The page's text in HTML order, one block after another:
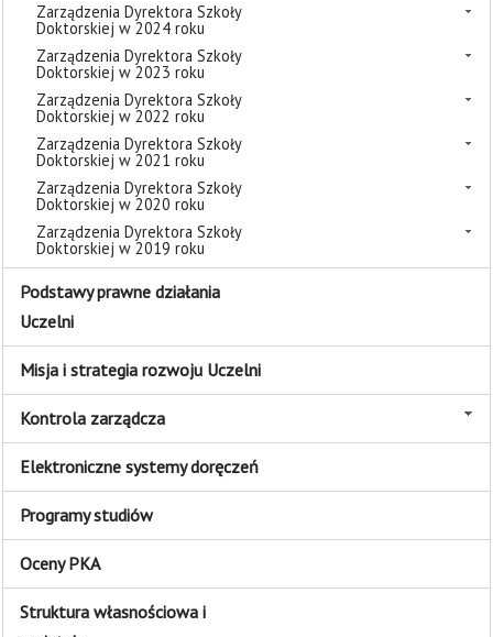
Zarządzenia Dyrektora Szkoły
Doktorskiej w 2024 roku
Zarządzenia Dyrektora Szkoły
Doktorskiej w 2023 roku
Zarządzenia Dyrektora Szkoły
Doktorskiej w 2022 roku
Zarządzenia Dyrektora Szkoły
Doktorskiej w 2021 roku
Zarządzenia Dyrektora Szkoły
Doktorskiej w 2020 roku
Zarządzenia Dyrektora Szkoły
Doktorskiej w 2019 roku
Podstawy prawne działania
Uczelni
Misja i strategia rozwoju Uczelni
Kontrola zarządcza
Elektroniczne systemy doręczeń
Programy studiów
Oceny PKA
Struktura własnościowa i